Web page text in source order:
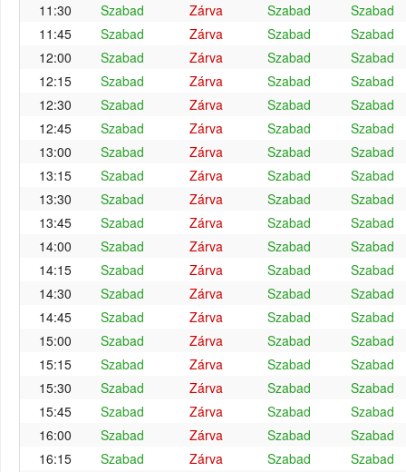
11:30
Szabad Zárva Szabad
Szabad
11:45
Szabad Zárva Szabad
Szabad
12:00
Szabad Zárva Szabad
Szabad
12:15
Szabad Zárva Szabad
Szabad
12:30
Szabad Zárva Szabad
Szabad
12:45
Szabad Zárva Szabad
Szabad
13:00
Szabad Zárva Szabad
Szabad
13:15
Szabad Zárva Szabad
Szabad
13:30
Szabad Zárva Szabad
Szabad
13:45
Szabad Zárva Szabad
Szabad
14:00
Szabad Zárva Szabad
Szabad
14:15
Szabad Zárva Szabad
Szabad
14:30
Szabad Zárva Szabad
Szabad
14:45
Szabad Zárva Szabad
Szabad
15:00
Szabad Zárva Szabad
Szabad
15:15
Szabad Zárva Szabad
Szabad
15:30
Szabad Zárva Szabad
Szabad
15:45
Szabad Zárva Szabad
Szabad
16:00
Szabad Zárva Szabad
Szabad
16:15
Szabad Zárva Szabad Szabad